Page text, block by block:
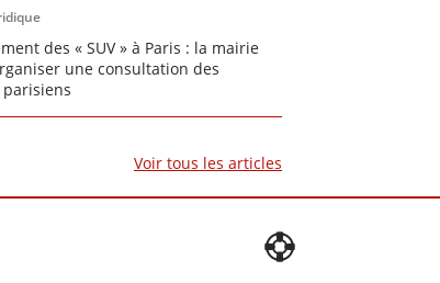
des « SUV » à Paris : la mairie
une consultation des
Voir tous les articles